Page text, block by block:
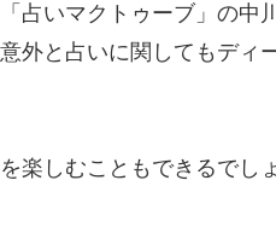
占いマクトゥーブ」の中
外と占いに関してもディ
楽しむこともできるでしょ